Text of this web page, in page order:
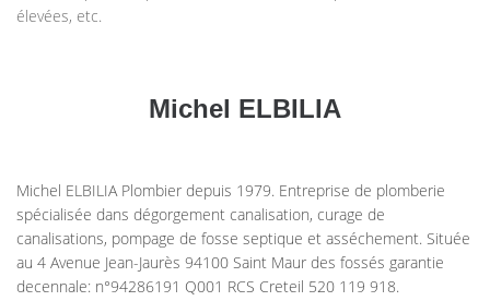
élevées, etc.
Michel ELBILIA
Michel ELBILIA Plombier depuis 1979. Entreprise de plomberie
spécialisée dans dégorgement canalisation, curage de
canalisations, pompage de fosse septique et asséchement. Située
au 4 Avenue Jean-Jaurès 94100 Saint Maur des fossés garantie
decennale: n°94286191 Q001 RCS Creteil 520 119 918.